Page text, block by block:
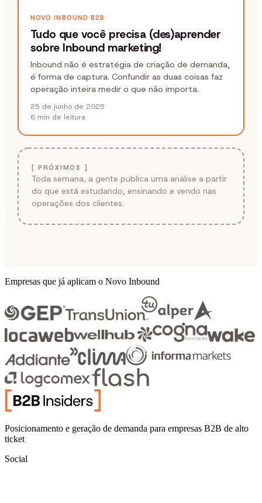
NOVO INBOUND B2B
Tudo que você precisa (des)aprender
sobre Inbound marketing!
Inbound não é estratégia de criação de demanda,
é forma de captura. Confundir as duas coisas faz
operação inteira medir o que não importa.
25 de junho de 2025
6 min de leitura
[ PRÓXIMOS ]
Toda semana, a gente publica uma análise a partir
do que está estudando, ensinando e vendo nas
operações dos clientes.
Empresas que já aplicam o Novo Inbound
Posicionamento e geração de demanda para empresas B2B de alto
ticket
Social